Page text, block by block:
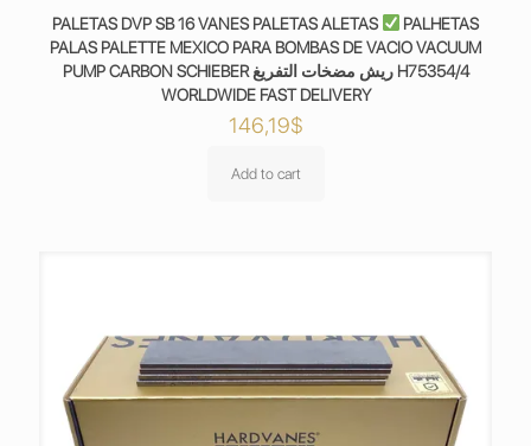
PALETAS DVP SB 16 VANES PALETAS ALETAS
PALHETAS
PALAS PALETTE MEXICO PARA BOMBAS DE VACIO VACUUM
PUMP CARBON SCHIEBER ريش مضخات التفريغ H75354/4
WORLDWIDE FAST DELIVERY
146,19$
Add to cart